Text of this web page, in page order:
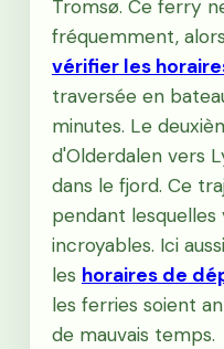
Tromsø. Ce ferry
fréquemment,
vérifier les
traversée en
minutes. Le
d'Olderdalen vers
dans le fjord. Ce
pendant
incroyables. Ici
les horaires de
les ferries soient
de mauvais temps.